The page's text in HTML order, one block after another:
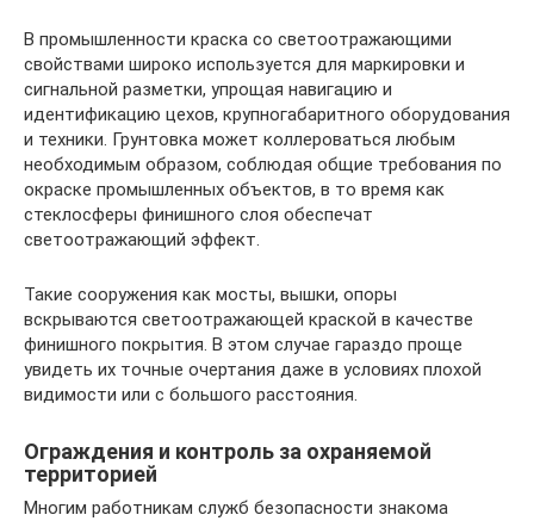
В промышленности краска со светоотражающими
свойствами широко используется для маркировки и
сигнальной разметки, упрощая навигацию и
идентификацию цехов, крупногабаритного оборудования
и техники. Грунтовка может коллероваться любым
необходимым образом, соблюдая общие требования по
окраске промышленных объектов, в то время как
стеклосферы финишного слоя обеспечат
светоотражающий эффект.
Такие сооружения как мосты, вышки, опоры
вскрываются светоотражающей краской в качестве
финишного покрытия. В этом случае гараздо проще
увидеть их точные очертания даже в условиях плохой
видимости или с большого расстояния.
Ограждения и контроль за охраняемой
территорией
Многим работникам служб безопасности знакома